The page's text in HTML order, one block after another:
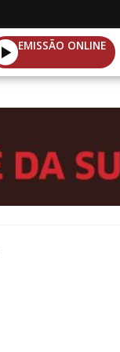
EMISSÃO ONLINE